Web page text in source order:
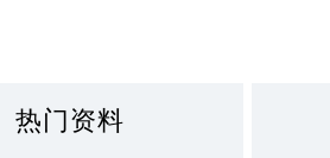
热门资料